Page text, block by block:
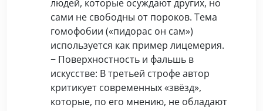
людей, которые осуждают других, но
сами не свободны от пороков. Тема
гомофобии («пидорас он сам»)
используется как пример лицемерия.
− Поверхностность и фальшь в
искусстве: В третьей строфе автор
критикует современных «звёзд»,
которые, по его мнению, не обладают